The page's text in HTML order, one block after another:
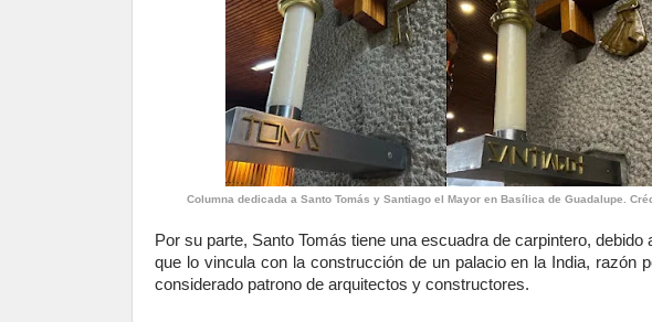
Columna dedicada a Santo Tomás y Santiago el Mayor en Basílica de Guadalupe.
Por su parte, Santo Tomás tiene una escuadra de carpintero, debido
que lo vincula con la construcción de un palacio en la India, razón
considerado patrono de arquitectos y constructores.